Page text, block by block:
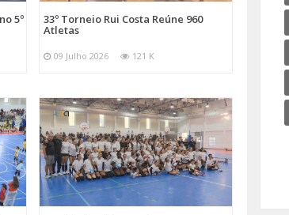
5º 33º Torneio Rui Costa Reúne 960
Atletas
09 Julho 2026 121 K